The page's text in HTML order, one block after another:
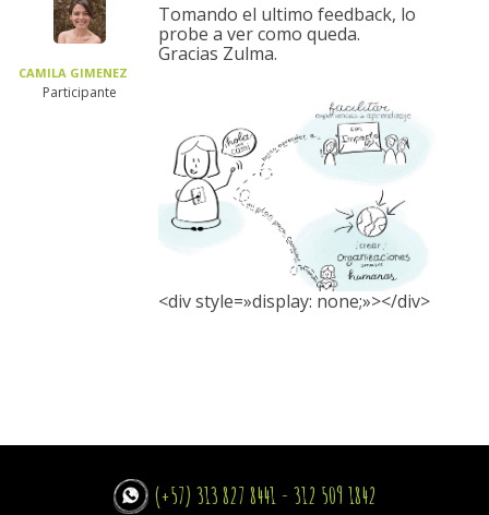
CAMILA GIMENEZ
Participante
Tomando el ultimo feedback, lo
probe a ver como queda.
Gracias Zulma.
<div style=»display: none;»></div>
(+57) 313 827 8441 - 312 509 1842